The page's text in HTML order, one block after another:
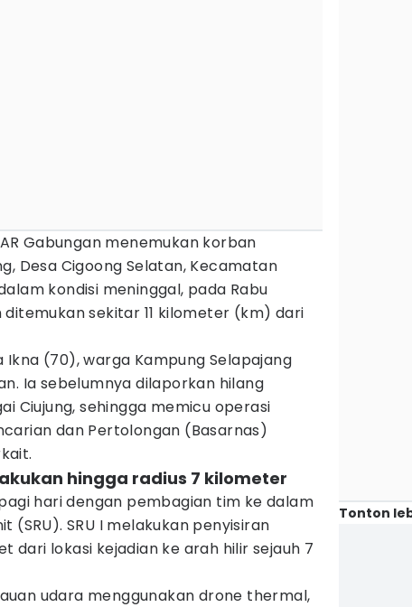
Gabungan menemukan korban
Desa Cigoong Selatan, Kecamatan
kondisi meninggal, pada Rabu
sekitar 11 kilometer (km) dari
(70), warga Kampung Selapajang
Ia sebelumnya dilaporkan hilang
Ciujung, sehingga memicu operasi
dan Pertolongan (Basarnas)
hingga radius 7 kilometer
hari dengan pembagian tim ke dalam
(SRU). SRU I melakukan penyisiran
dari lokasi kejadian ke arah hilir sejauh 7
udara menggunakan drone thermal,
Tonton